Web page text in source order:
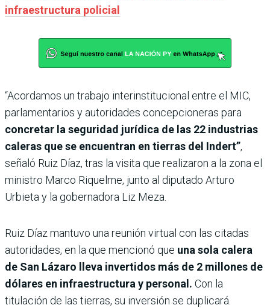
infraestructura policial
“Acordamos un trabajo interinstitucional entre el MIC,
parlamentarios y autoridades concepcioneras para
concretar la seguridad jurídica de las 22 industrias
caleras que se encuentran en tierras del Indert”,
señaló Ruiz Díaz, tras la visita que realizaron a la zona el
ministro Marco Riquelme, junto al diputado Arturo
Urbieta y la gobernadora Liz Meza.
Ruiz Díaz mantuvo una reunión virtual con las citadas
autoridades, en la que mencionó que una sola calera
de San Lázaro lleva invertidos más de 2 millones de
dólares en infraestructura y personal. Con la
titulación de las tierras, su inversión se duplicará.